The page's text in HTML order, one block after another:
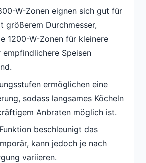
W-Zonen eignen sich gut für
größerem Durchmesser,
1200-W-Zonen für kleinere
empfindlichere Speisen
ermöglichen eine
sodass langsames Köcheln
Anbraten möglich ist.
beschleunigt das
kann jedoch je nach
variieren.